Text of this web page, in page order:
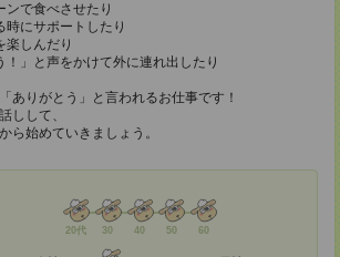
ンで食べさせたり
時にサポートしたり
楽しんだり
！」と声をかけて外に連れ出したり
ありがとう」と言われるお仕事です！
しして、
ら始めていきましょう。
20代 30 40 50 60